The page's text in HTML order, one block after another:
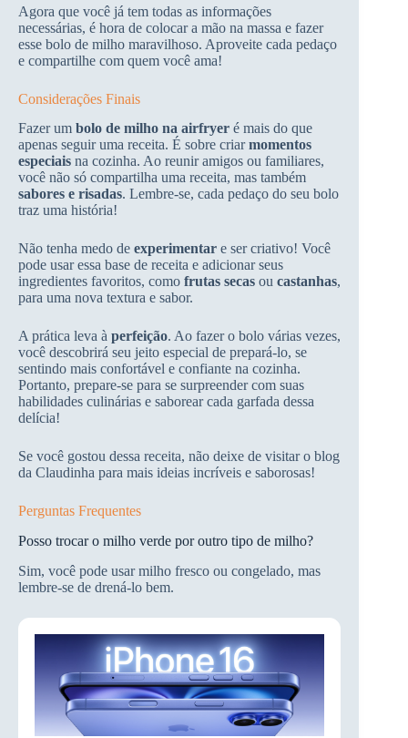
Agora que você já tem todas as informações
necessárias, é hora de colocar a mão na massa e fazer
esse bolo de milho maravilhoso. Aproveite cada pedaço
e compartilhe com quem você ama!
Considerações Finais
Fazer um bolo de milho na airfryer é mais do que
apenas seguir uma receita. É sobre criarmomentos
especiais na cozinha. Ao reunir amigos ou familiares,
você não só compartilha uma receita, mas também
sabores e risadas. Lembre-se, cada pedaço do seu bolo
traz uma história!
Não tenha medo de experimentar e ser criativo! Você
pode usar essa base de receita e adicionar seus
ingredientes favoritos, como frutas secas ou castanhas,
para uma nova textura e sabor.
A prática leva à perfeição. Ao fazer o bolo várias vezes,
você descobrirá seu jeito especial de prepará-lo, se
sentindo mais confortável e confiante na cozinha.
Portanto, prepare-se para se surpreender com suas
habilidades culinárias e saborear cada garfada dessa
delícia!
Se você gostou dessa receita, não deixe de visitar o blog
da Claudinha para mais ideias incríveis e saborosas!
Perguntas Frequentes
Posso trocar o milho verde por outro tipo de milho?
Sim, você pode usar milho fresco ou congelado, mas
lembre-se de drená-lo bem.